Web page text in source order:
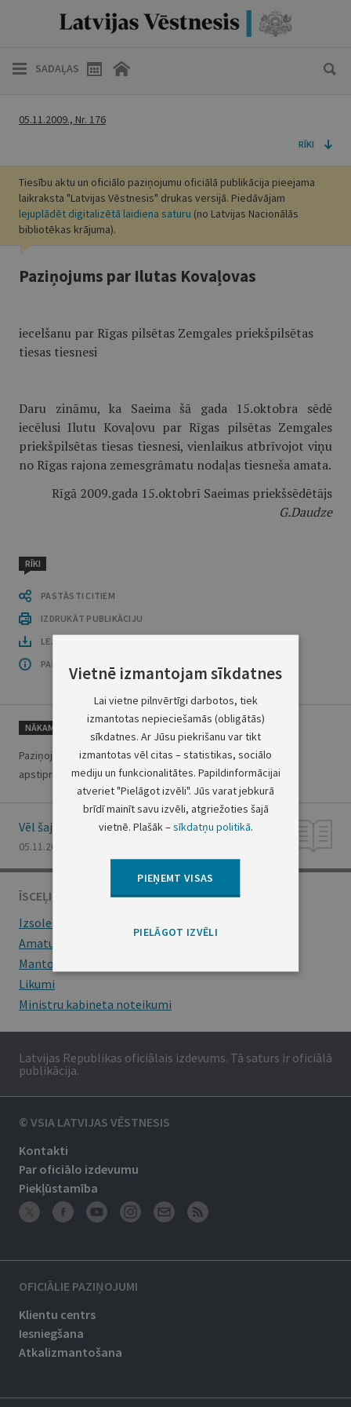
SADAĻAS
05.11.2009., Nr. 176
RĪKI
Tiesību aktu un oficiālo paziņojumu oficiālā publikācija pieejama
laikraksta "Latvijas Vēstnesis" drukas versijā. Piedāvājam
lejuplādēt digitalizētā laidiena saturu (no Latvijas Nacionālās
bibliotēkas krājuma).
Paziņojums par Ilutas Kovaļovas
iecelšanu par Rīgas pilsētas Zemgales priekšpilsētas
tiesas tiesnesi
Daru zināmu, ka Saeima šā gada 15.oktobra sēdē
iecēlusi Ilutu Kovaļovu par Rīgas pilsētas Zemgales
priekšpilsētas tiesas tiesnesi, vienlaikus atbrīvojot viņu
no Rīgas rajona zemesgrāmatu nodaļas tiesneša amata.
Rīgā 2009.gada 15.oktobrī Saeimas priekšsēdētājs
G.Daudze
RĪKI
PASTĀSTI CITIEM
IZDRUKĀT PUBLIKĀCIJU
LEJUPLĀDĒT LAIDIENU (PDF)
PAR OFICIĀLO IZDEVUMU
NĀKAMAIS
Paziņojums par Intas Pūces
apstiprināšanu par Liepājas tiesas tiesnesi
Vēl šajā numurā
05.11.2009., Nr. 176
ĪSCEĻI
Izsoles
Amatu konkursi
Mantojumu ziņas
Likumi
Ministru kabineta noteikumi
Latvijas Republikas oficiālais izdevums. Tā saturs ir oficiālā
publikācija.
© VSIA LATVIJAS VĒSTNESIS
Kontakti
Par oficiālo izdevumu
Piekļūstamība
OFICIĀLIE PAZIŅOJUMI
Klientu centrs
Iesniegšana
Atkalizmantošana
Vietnē izmantojam sīkdatnes
Lai vietne pilnvērtīgi darbotos, tiek
izmantotas nepieciešamās (obligātās)
sīkdatnes. Ar Jūsu piekrišanu var tikt
izmantotas vēl citas – statistikas, sociālo
mediju un funkcionalitātes. Papildinformācijai
atveriet "Pielāgot izvēli". Jūs varat jebkurā
brīdī mainīt savu izvēli, atgriežoties šajā
vietnē. Plašāk –sīkdatņu politikā.
PIEŅEMT VISAS
PIELĀGOT IZVĒLI